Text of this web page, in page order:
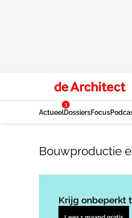
Actueel
3
DossiersFocus
Bouwproductie
Krijg onbeperkt